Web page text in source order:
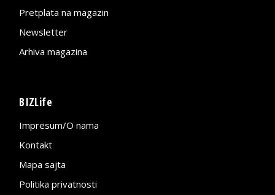
Pretplata na magazin
Newsletter
Arhiva magazina
BIZLife
Impresum/O nama
Kontakt
Mapa sajta
Politika privatnosti